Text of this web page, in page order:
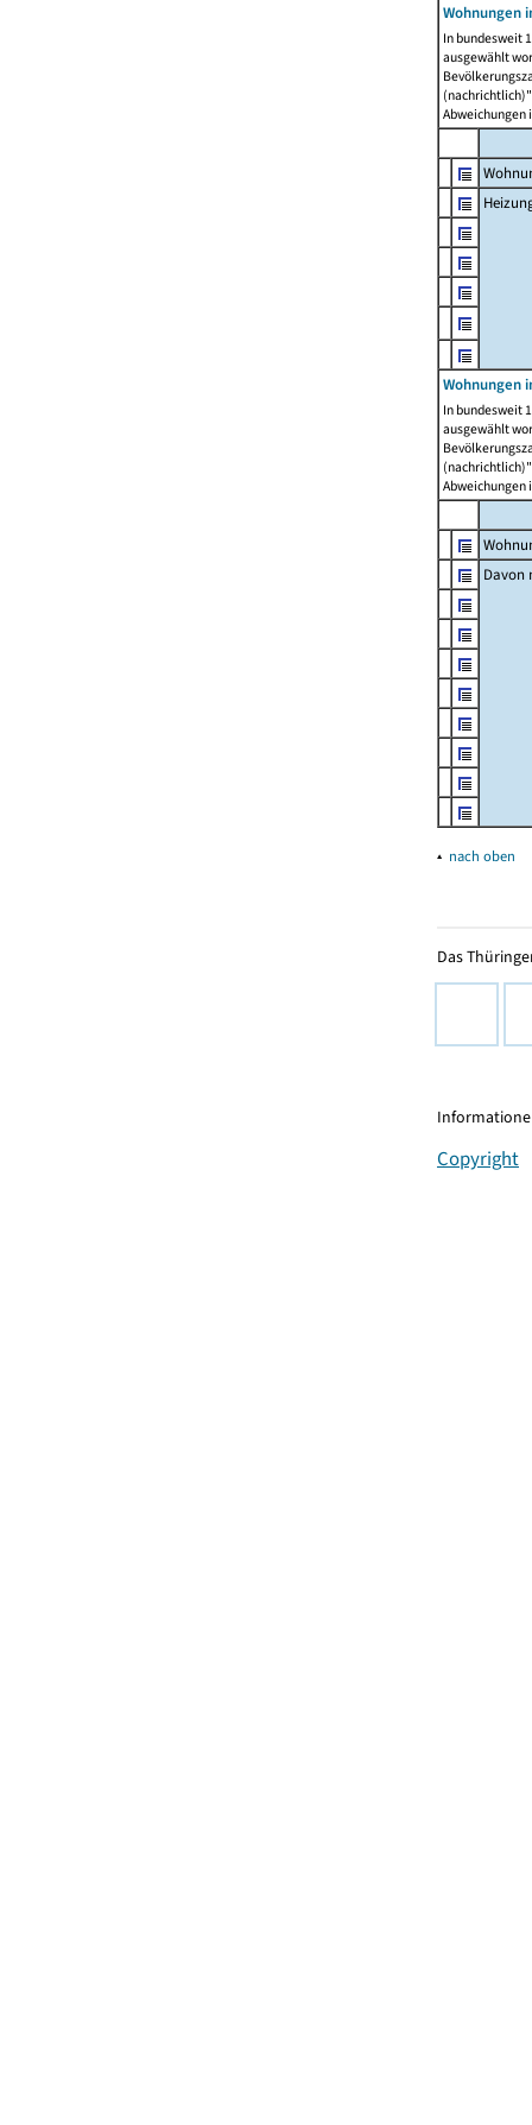
Wohnungen
In bundesweit
ausgewählt
Abweichungen
Wohnungen
In bundesweit
ausgewählt
Abweichungen
Davon
▴ nach oben
Das
Copyright